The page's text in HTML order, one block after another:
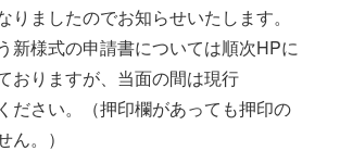
りましたのでお知らせいたします。
新様式の申請書については順次HPに
おりますが、当面の間は現行
ださい。（押印欄があっても押印の
ん。）